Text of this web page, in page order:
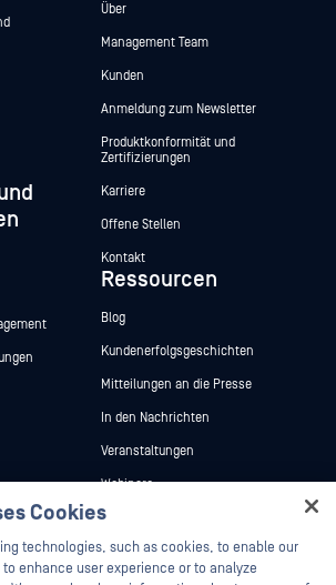
Über
Management Team
Kunden
Anmeldung zum Newsletter
Produktkonformität und
Zertifizierungen
Karriere
Offene Stellen
Kontakt
Ressourcen
Blog
Kundenerfolgsgeschichten
Mitteilungen an die Presse
In den Nachrichten
Veranstaltungen
Webinare
Datenblätter
Weiße Papiere
Cookies
technologies, such as cookies, to enable our
enhance user experience or to analyze
Hey there!
I'm Ozzy, your OPSWAT virtual assistant.